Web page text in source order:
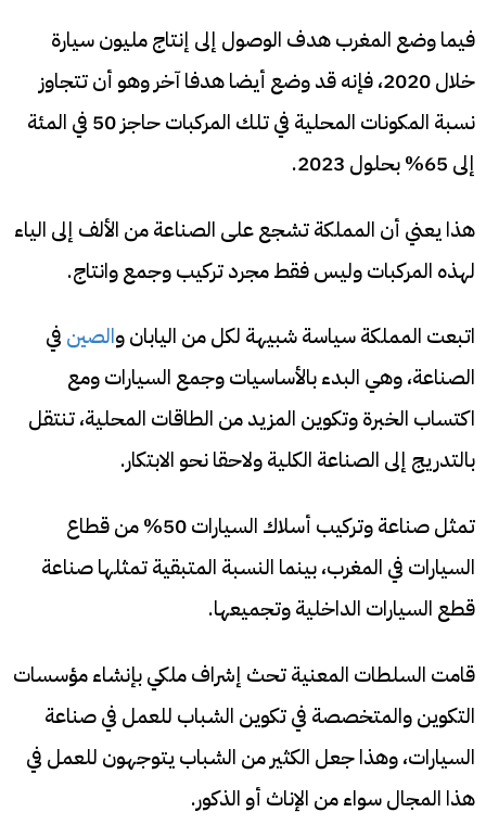
فيما وضع المغرب هدف الوصول إلى إنتاج مليون سيارة
خلال 2020، فإنه قد وضع أيضا هدفا آخر وهو أن تتجاوز
نسبة المكونات المحلية في تلك المركبات حاجز 50 في المئة
إلى 65% بحلول 2023.
هذا يعني أن المملكة تشجع على الصناعة من الألف إلى الياء
لهذه المركبات وليس فقط مجرد تركيب وجمع وانتاج.
اتبعت المملكة سياسة شبيهة لكل من اليابان والصين في
الصناعة، وهي البدء بالأساسيات وجمع السيارات ومع
اكتساب الخبرة وتكوين المزيد من الطاقات المحلية، تنتقل
بالتدريج إلى الصناعة الكلية ولاحقا نحو الابتكار.
تمثل صناعة وتركيب أسلاك السيارات 50% من قطاع
السيارات في المغرب، بينما النسبة المتبقية تمثلها صناعة
قطع السيارات الداخلية وتجميعها.
قامت السلطات المعنية تحث إشراف ملكي بإنشاء مؤسسات
التكوين والمتخصصة في تكوين الشباب للعمل في صناعة
السيارات، وهذا جعل الكثير من الشباب يتوجهون للعمل في
هذا المجال سواء من الإناث أو الذكور.